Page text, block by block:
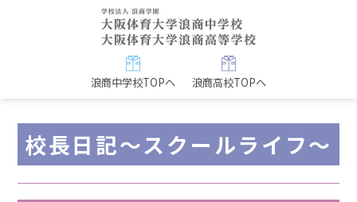
浪商中学校TOPへ 浪商高校TOPへ
校長日記～スクールライフ～